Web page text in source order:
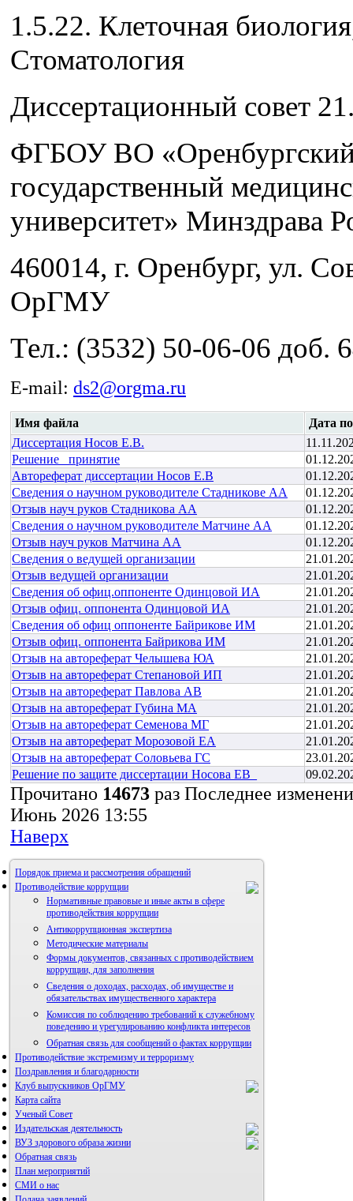
1.5.22. Клеточная
Стоматология
Диссертационный совет
ФГБОУ ВО
государственный
университет» Минздрава
460014, г. Оренбург, ул.
ОрГМУ
Тел.: (3532) 50-06-06 доб.
E-mail: ds2@orgma.ru
Имя файла
Дата
Диссертация Носов Е.В.
Решение_ принятие
Автореферат диссертации Носов Е.В
Сведения о научном руководителе Стадникове АА
Отзыв науч руков Стадникова АА
Сведения о научном руководителе Матчине АА
Отзыв науч руков Матчина АА
Сведения о ведущей организации
Отзыв ведущей организации
Сведения об офиц.оппоненте Одинцовой ИА
Отзыв офиц. оппонента Одинцовой ИА
Сведения об офиц оппоненте Байрикове ИМ
Отзыв офиц. оппонента Байрикова ИМ
Отзыв на автореферат Челышева ЮА
Отзыв на автореферат Степановой ИП
Отзыв на автореферат Павлова АВ
Отзыв на автореферат Губина МА
Отзыв на автореферат Семенова МГ
Отзыв на автореферат Морозовой ЕА
Отзыв на автореферат Соловьева ГС
Решение по защите диссертации Носова ЕВ_
Прочитано 14673 раз Последнее
Июнь 2026 13:55
Наверх
Порядок приема и рассмотрения обращений
Противодействие коррупции
Нормативные правовые и иные акты в сфере
противодействия коррупции
Антикоррупционная экспертиза
Методические материалы
Формы документов, связанных с противодействием
коррупции, для заполнения
Сведения о доходах, расходах, об имуществе и
обязательствах имущественного характера
Комиссия по соблюдению требований к служебному
поведению и урегулированию конфликта интересов
Обратная связь для сообщений о фактах коррупции
Противодействие экстремизму и терроризму
Поздравления и благодарности
Клуб выпускников ОрГМУ
Карта сайта
Ученый Совет
Издательская деятельность
ВУЗ здорового образа жизни
Обратная связь
План мероприятий
СМИ о нас